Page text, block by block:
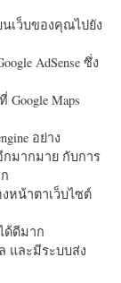
เว็บของคุณไปยัง
AdSense ซึ่ง
Maps
อย่าง
มากมาย กับการ
หน้าตาเว็บไซต์
ด้ดีมาก
และมีระบบส่ง